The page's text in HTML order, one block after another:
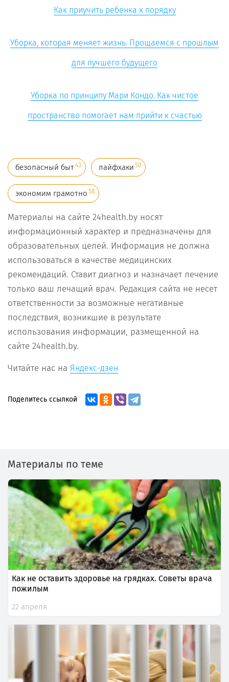
Как приучить ребенка к порядку
Уборка, которая меняет жизнь. Прощаемся с прошлым
для лучшего будущего
Уборка по принципу Мари Кондо. Как чистое
пространство помогает нам прийти к счастью
безопасный быт43 лайфхаки 50
экономим грамотно 58
Материалы на сайте 24health.by носят
информационный характер и предназначены для
образовательных целей. Информация не должна
использоваться в качестве медицинских
рекомендаций. Ставит диагноз и назначает лечение
только ваш лечащий врач. Редакция сайта не несет
ответственности за возможные негативные
последствия, возникшие в результате
использования информации, размещенной на
сайте 24health.by.
Читайте нас на Яндекс-дзен
Поделитесь ссылкой
Материалы по теме
Как не оставить здоровье на грядках. Советы врача
пожилым
22 апреля